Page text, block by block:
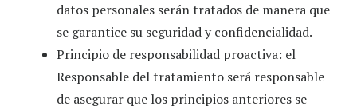
datos personales serán tratados de manera que
se garantice su seguridad y confidencialidad.
Principio de responsabilidad proactiva: el
Responsable del tratamiento será responsable
de asegurar que los principios anteriores se